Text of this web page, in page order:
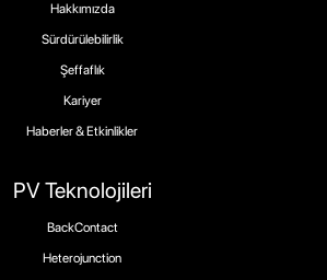
PV Teknolojileri
BackContact
Heterojunction
Hakkımızda
Sürdürülebilirlik
Şeffaflık
Kariyer
Haberler & Etkinlikler